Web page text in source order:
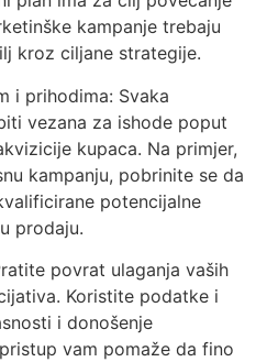
kampanje trebaju
kroz ciljane strategije.
i prihodima: Svaka
vezana za ishode poput
kupaca. Na primjer,
kampanju, pobrinite se da
potencijalne
prodaju.
povrat ulaganja vaših
Koristite podatke i
i donošenje
vam pomaže da fino